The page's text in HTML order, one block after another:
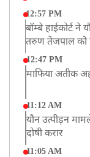
12:57 PM
बॉम्बे हाईकोर्ट
तरुण तेजपाल को
12:47 PM
माफिया अतीक
11:12 AM
यौन उत्पीड़न
दोषी करार
11:05 AM